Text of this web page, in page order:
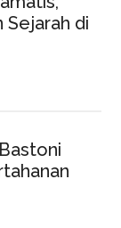
Sejarah di